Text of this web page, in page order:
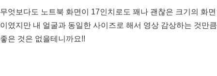
무엇보다도 노트북 화면이 17인치로도 꽤나 괜찮은 크기의 화면
이였지만 내 얼굴과 동일한 사이즈로 해서 영상 감상하는 것만큼
좋은 것은 없을테니까요!!